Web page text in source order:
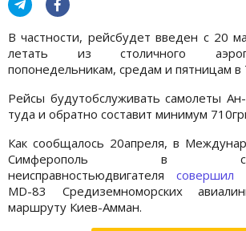
В частности, рейсбудет введен с 20
летать из столичного
попонедельникам, средам и пятницам в
Рейсы будутобслуживать самолеты
туда и обратно составит минимум
Как сообщалось 20апреля, в
Симферополь в
неисправностьюдвигателя совершил
MD-83 Средиземноморских
маршруту Киев-Амман.